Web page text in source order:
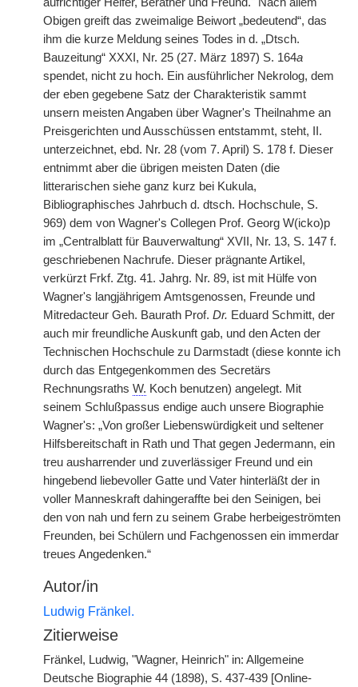
Obigen greift das zweimalige Beiwort „bedeutend“, das
ihm die kurze Meldung seines Todes in d. „Dtsch.
Bauzeitung“ XXXI, Nr. 25 (27. März 1897) S. 164a
spendet, nicht zu hoch. Ein ausführlicher Nekrolog, dem
der eben gegebene Satz der Charakteristik sammt
unsern meisten Angaben über Wagner's Theilnahme an
Preisgerichten und Ausschüssen entstammt, steht, II.
unterzeichnet, ebd. Nr. 28 (vom 7. April) S. 178 f. Dieser
entnimmt aber die übrigen meisten Daten (die
litterarischen siehe ganz kurz bei Kukula,
Bibliographisches Jahrbuch d. dtsch. Hochschule, S.
969) dem von Wagner's Collegen Prof. Georg W(icko)p
im „Centralblatt für Bauverwaltung“ XVII, Nr. 13, S. 147 f.
geschriebenen Nachrufe. Dieser prägnante Artikel,
verkürzt Frkf. Ztg. 41. Jahrg. Nr. 89, ist mit Hülfe von
Wagner's langjährigem Amtsgenossen, Freunde und
Mitredacteur Geh. Baurath Prof. Dr. Eduard Schmitt, der
auch mir freundliche Auskunft gab, und den Acten der
Technischen Hochschule zu Darmstadt (diese konnte ich
durch das Entgegenkommen des Secretärs
Rechnungsraths W. Koch benutzen) angelegt. Mit
seinem Schlußpassus endige auch unsere Biographie
Wagner's: „Von großer Liebenswürdigkeit und seltener
Hilfsbereitschaft in Rath und That gegen Jedermann, ein
treu ausharrender und zuverlässiger Freund und ein
hingebend liebevoller Gatte und Vater hinterläßt der in
voller Manneskraft dahingeraffte bei den Seinigen, bei
den von nah und fern zu seinem Grabe herbeigeströmten
Freunden, bei Schülern und Fachgenossen ein immerdar
treues Angedenken.“
Autor/in
Ludwig Fränkel.
Zitierweise
Fränkel, Ludwig, "Wagner, Heinrich" in: Allgemeine
Deutsche Biographie 44 (1898), S. 437-439 [Online-